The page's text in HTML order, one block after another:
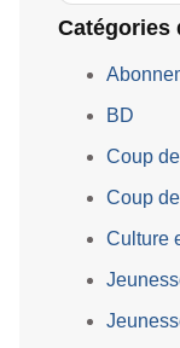
Catégories
BD
Coup
Coup
Culture